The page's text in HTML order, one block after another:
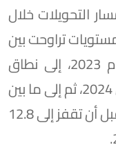
التحويلات خلال
تراوحت بين
4.5 و5.5 مليار دولار في أرباع عام 2023، إلى نطاق
يتراوح بين 7.5 و8.7 مليار دولار خلال 2024، ثم إلى ما بين
9.3 و11.3 مليار دولار خلال 2025، قبل أن تقفز إلى 12.8